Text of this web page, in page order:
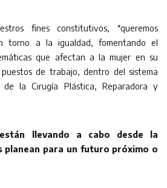
fines constitutivos, “queremos
torno a la igualdad, fomentando el
que afectan a la mujer en su
de trabajo, dentro del sistema
la Cirugía Plástica, Reparadora y
llevando a cabo desde la
planean para un futuro próximo o